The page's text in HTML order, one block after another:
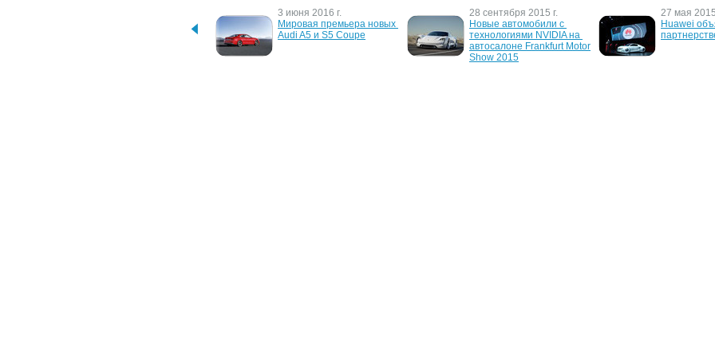
3 июня 2016 г.
Мировая премьера новых
Audi A5 и S5 Coupе
28 сентября 2015 г.
Новые автомобили с
технологиями NVIDIA на
автосалоне Frankfurt Motor
Show 2015
27 мая 2015
Huawei